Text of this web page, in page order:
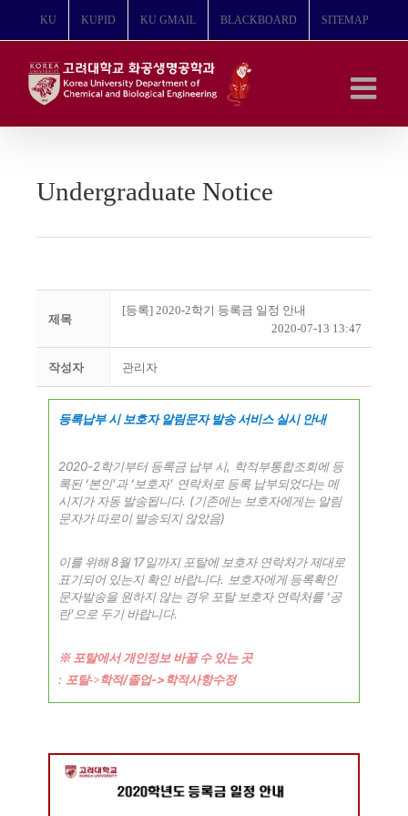
뛰
KU KUPID KU GMAIL BLACKBOARD SITEMAP
Undergraduate Notice
제목
[등록] 2020-2학기 등록금 일정 안내
2020-07-13 13:47
작성자 관리자
등록납부 시 보호자 알림문자 발송 서비스 실시 안내
2020-2학기부터 등록금 납부 시, 학적부통합조회에 등
록된 ‘본인’과 ‘보호자’ 연락처로 등록 납부되었다는 메
시지가 자동 발송됩니다. (기존에는 보호자에게는 알림
문자가 따로이 발송되지 않았음)
이를 위해8월 17 일까지 포탈에 보호자 연락처가 제대로
표기되어 있는지 확인 바랍니다. 보호자에게 등록확인
문자발송을 원하지 않는 경우 포탈 보호자 연락처를 ‘공
란’으로 두기 바랍니다.
※ 포탈에서 개인정보 바꿀 수 있는 곳
: 포탈->학적/졸업-> 학적사항수정